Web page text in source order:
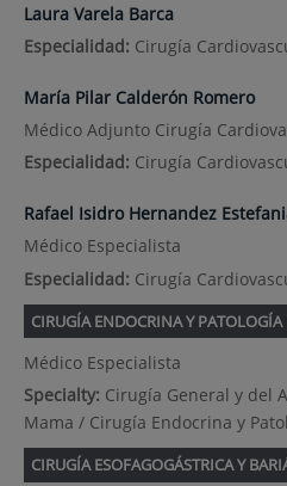
Laura Varela Barca
Especialidad: Cirugía
María Pilar Calderón Romero
Médico Adjunto Cirugía
Especialidad: Cirugía
Rafael Isidro Hernandez
Médico Especialista
Especialidad: Cirugía
CIRUGÍA ENDOCRINA Y
Médico Especialista
Specialty: Cirugía General y del
Mama / Cirugía Endocrina y
CIRUGÍA ESOFAGOGÁSTRICA Y